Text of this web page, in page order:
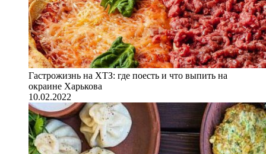
Гастрожизнь на ХТЗ: где поесть и что выпить на
окраине Харькова
10.02.2022